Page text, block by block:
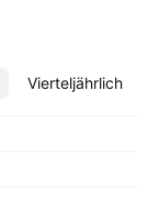
Vierteljährlich